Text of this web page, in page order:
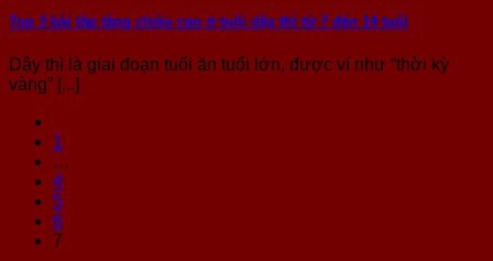
Top 3 bài tập tăng chiều cao ở tuổi dậy thì từ 7 đến 14 tuổi
Dậy thì là giai đoạn tuổi ăn tuổi lớn, được ví như “thời kỳ
vàng” [...]
1
…
4
5
6
7